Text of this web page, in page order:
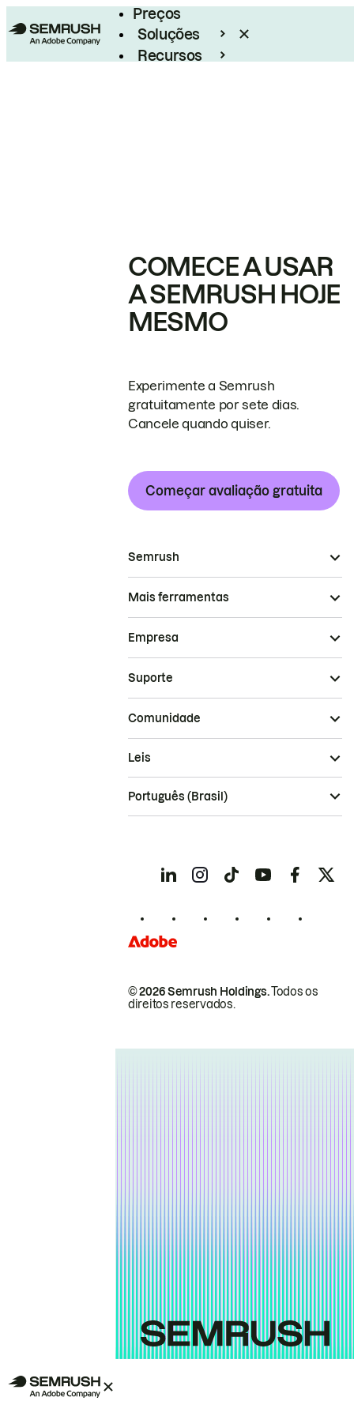
Preços
Soluções
Recursos
COMECE A USAR
A SEMRUSH HOJE
MESMO
Experimente a Semrush
gratuitamente por sete dias.
Cancele quando quiser.
Começar avaliação gratuita
Semrush
Mais ferramentas
Empresa
Suporte
Comunidade
© 2026 Semrush Holdings.Todos os
direitos reservados.
Leis
Português (Brasil)